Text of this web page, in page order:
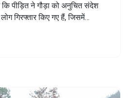
पीड़ित ने गौड़ा को अनुचित संदेश
गिरफ्तार किए गए हैं, जिसमें